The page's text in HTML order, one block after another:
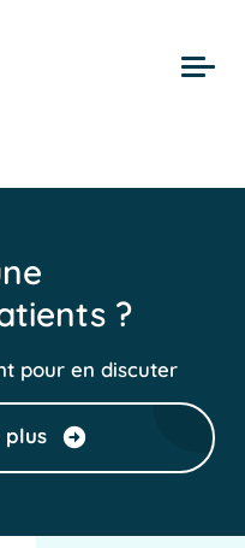
?
pour en discuter
plus